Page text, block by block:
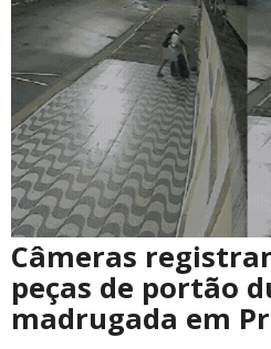
Câmeras
peças de portão
madrugada em